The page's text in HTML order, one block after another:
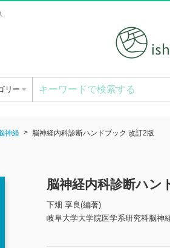
リー
神経 脳神経内科診断ハンドブック 改訂2版
脳神経内科診断ハン
下畑 享良(編著)
岐阜大学大学院医学系研究科脳神